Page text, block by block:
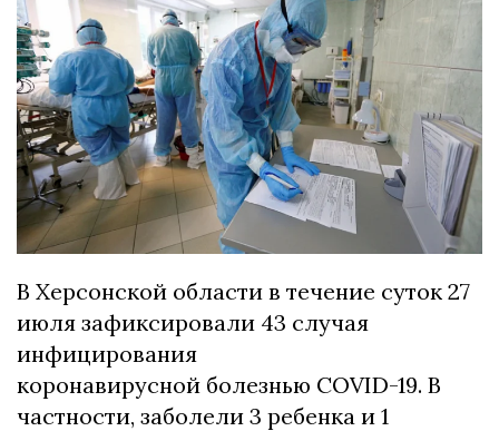
В Херсонской области в течение суток 27
июля зафиксировали 43 случая
инфицирования
коронавирусной болезнью COVID-19. В
частности, заболели 3 ребенка и 1